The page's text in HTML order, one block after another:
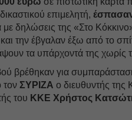
επιμελητή,
δηλώσεις της «Στο
την έβγαλαν έξω από το
τα υπάρχοντά της χωρίς
βρέθηκαν για
τονΣΥΡΙΖΑ ο διευθυντής
του ΚΚΕ Χρήστος